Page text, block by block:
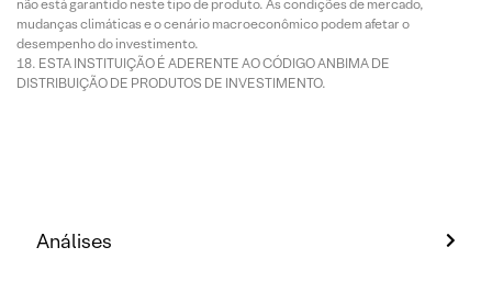
não está garantido neste tipo de produto. As condições de mercado,
mudanças climáticas e o cenário macroeconômico podem afetar o
desempenho do investimento.
ESTA INSTITUIÇÃO É ADERENTE AO CÓDIGO ANBIMA DE
DISTRIBUIÇÃO DE PRODUTOS DE INVESTIMENTO.
Análises